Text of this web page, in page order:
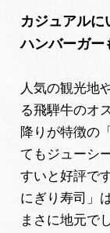
カジュアルに
ハンバーガー
人気の観光地
る飛騨牛のオ
降りが特徴の
てもジューシ
すいと好評で
にぎり寿司」
まさに地元で